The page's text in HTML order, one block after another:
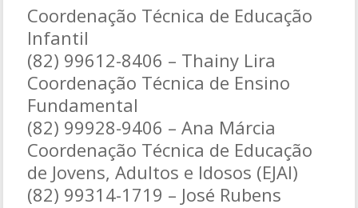
Coordenação Técnica de Educação
Infantil
(82) 99612-8406 – Thainy Lira
Coordenação Técnica de Ensino
Fundamental
(82) 99928-9406 – Ana Márcia
Coordenação Técnica de Educação
de Jovens, Adultos e Idosos (EJAI)
(82) 99314-1719 – José Rubens